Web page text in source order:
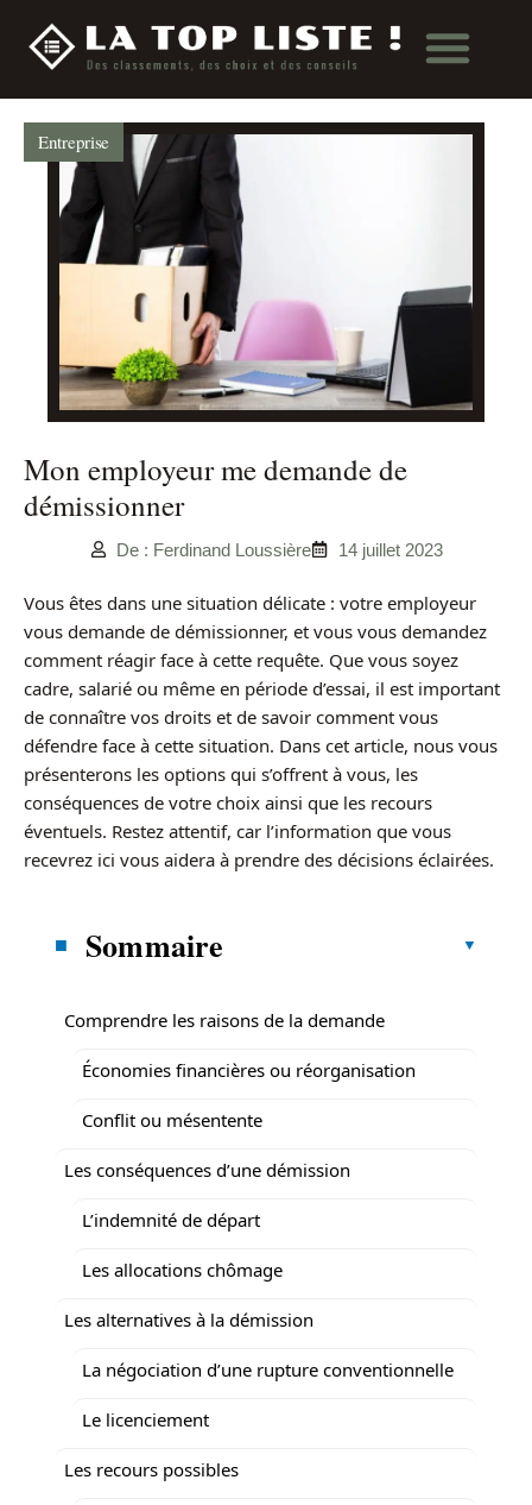
Entreprise
Mon employeur me demande de
démissionner
De : Ferdinand Loussière 14 juillet 2023
Vous êtes dans une situation délicate : votre employeur
vous demande de démissionner, et vous vous demandez
comment réagir face à cette requête. Que vous soyez
cadre, salarié ou même en période d’essai, il est important
de connaître vos droits et de savoir comment vous
défendre face à cette situation. Dans cet article, nous vous
présenterons les options qui s’offrent à vous, les
conséquences de votre choix ainsi que les recours
éventuels. Restez attentif, car l’information que vous
recevrez ici vous aidera à prendre des décisions éclairées.
Sommaire
Comprendre les raisons de la demande
Économies financières ou réorganisation
Conflit ou mésentente
Les conséquences d’une démission
L’indemnité de départ
Les allocations chômage
Les alternatives à la démission
La négociation d’une rupture conventionnelle
Le licenciement
Les recours possibles